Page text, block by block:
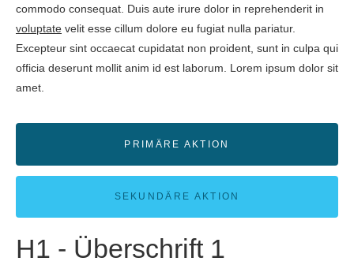
commodo consequat. Duis aute irure dolor in reprehenderit in
voluptate velit esse cillum dolore eu fugiat nulla pariatur.
Excepteur sint occaecat cupidatat non proident, sunt in culpa qui
officia deserunt mollit anim id est laborum. Lorem ipsum dolor sit
amet.
PRIMÄRE AKTION
SEKUNDÄRE AKTION
H1 - Überschrift 1